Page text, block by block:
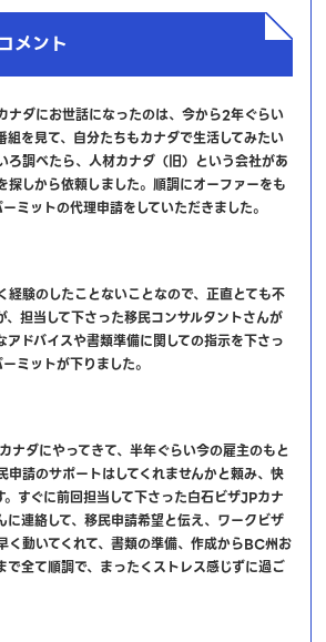
メント
ナダにお世話になったのは、今から2年ぐらい
組を見て、自分たちもカナダで生活してみたい
ろ調べたら、人材カナダ（旧）という会社があ
探しから依頼しました。順調にオーファーをも
ミットの代理申請をしていただきました。
経験のしたことないことなので、正直とても不
、担当して下さった移民コンサルタントさんが
アドバイスや書類準備に関しての指示を下さっ
ミットが下りました。
ナダにやってきて、半年ぐらい今の雇主のもと
申請のサポートはしてくれませんかと頼み、快
すぐに前回担当して下さった白石ビザJPカナ
に連絡して、移民申請希望と伝え、ワークビザ
く動いてくれて、書類の準備、作成からBC州お
で全て順調で、まったくストレス感じずに過ご